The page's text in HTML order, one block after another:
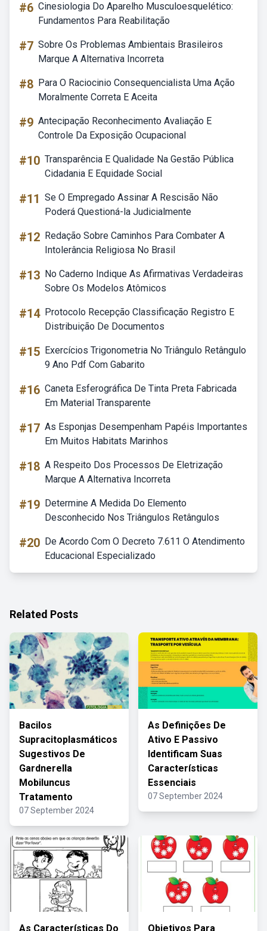
#6 Cinesiologia Do Aparelho Musculoesquelético:
Fundamentos Para Reabilitação
#7 Sobre Os Problemas Ambientais Brasileiros
Marque A Alternativa Incorreta
#8 Para O Raciocinio Consequencialista Uma Ação
Moralmente Correta E Aceita
#9 Antecipação Reconhecimento Avaliação E
Controle Da Exposição Ocupacional
#10 Transparência E Qualidade Na Gestão Pública
Cidadania E Equidade Social
#11 Se O Empregado Assinar A Rescisão Não
Poderá Questioná-la Judicialmente
#12 Redação Sobre Caminhos Para Combater A
Intolerância Religiosa No Brasil
#13 No Caderno Indique As Afirmativas Verdadeiras
Sobre Os Modelos Atômicos
#14 Protocolo Recepção Classificação Registro E
Distribuição De Documentos
#15 Exercícios Trigonometria No Triângulo Retângulo
9 Ano Pdf Com Gabarito
#16 Caneta Esferográfica De Tinta Preta Fabricada
Em Material Transparente
#17 As Esponjas Desempenham Papéis Importantes
Em Muitos Habitats Marinhos
#18 A Respeito Dos Processos De Eletrização
Marque A Alternativa Incorreta
#19 Determine A Medida Do Elemento
Desconhecido Nos Triângulos Retângulos
#20 De Acordo Com O Decreto 7.611 O Atendimento
Educacional Especializado
Related Posts
Bacilos
Supracitoplasmáticos
Sugestivos De
Gardnerella
Mobiluncus
Tratamento
07 September 2024
As Definições De
Ativo E Passivo
Identificam Suas
Características
Essenciais
07 September 2024
As Características Do Objetivos Para